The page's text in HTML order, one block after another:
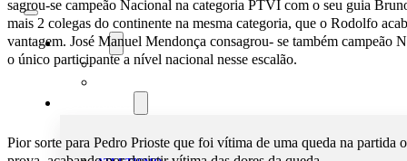
O Clube
Mensagem da Direção
sagrou-se campeão Nacional na categoria PTVI com o seu guia
mais 2 colegas do continente na mesma categoria, que o Rodolfo
vantagem. José Manuel Mendonça consagrou- se também campeão
o único participante a nível nacional nesse escalão.
Pior sorte para Pedro Prioste que foi vítima de uma queda na partida